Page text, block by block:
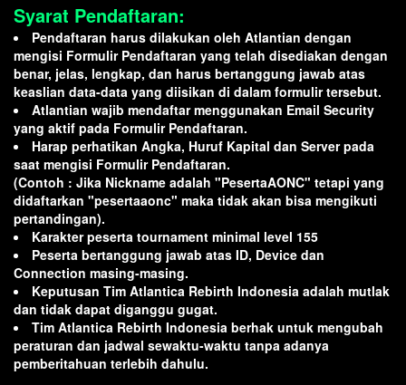
Syarat Pendaftaran:
Pendaftaran harus dilakukan oleh Atlantian dengan
mengisi Formulir Pendaftaran yang telah disediakan dengan
benar, jelas, lengkap, dan harus bertanggung jawab atas
keaslian data-data yang diisikan di dalam formulir tersebut.
Atlantian wajib mendaftar menggunakan Email Security
yang aktif pada Formulir Pendaftaran.
Harap perhatikan Angka, Huruf Kapital dan Server pada
saat mengisi Formulir Pendaftaran.
(Contoh : Jika Nickname adalah "PesertaAONC" tetapi yang
didaftarkan "pesertaaonc" maka tidak akan bisa mengikuti
pertandingan).
Karakter peserta tournament minimal level 155
Peserta bertanggung jawab atas ID, Device dan
Connection masing-masing.
Keputusan Tim Atlantica Rebirth Indonesia adalah mutlak
dan tidak dapat diganggu gugat.
Tim Atlantica Rebirth Indonesia berhak untuk mengubah
peraturan dan jadwal sewaktu-waktu tanpa adanya
pemberitahuan terlebih dahulu.